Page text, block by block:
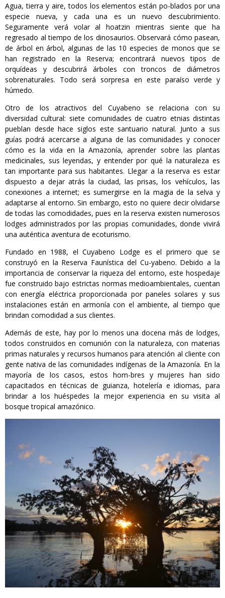
Agua, tierra y aire, todos los elementos están po-blados por una
especie nueva, y cada una es un nuevo descubrimiento.
Seguramente verá volar al hoatzin mientras siente que ha
regresado al tiempo de los dinosaurios. Observará cómo pasean,
de árbol en árbol, algunas de las 10 especies de monos que se
han registrado en la Reserva; encontrará nuevos tipos de
orquídeas y descubrirá árboles con troncos de diámetros
sobrenaturales. Todo será sorpresa en este paraíso verde y
húmedo.
Otro de los atractivos del Cuyabeno se relaciona con su
diversidad cultural: siete comunidades de cuatro etnias distintas
pueblan desde hace siglos este santuario natural. Junto a sus
guías podrá acercarse a alguna de las comunidades y conocer
cómo es la vida en la Amazonía, aprender sobre las plantas
medicinales, sus leyendas, y entender por qué la naturaleza es
tan importante para sus habitantes. Llegar a la reserva es estar
dispuesto a dejar atrás la ciudad, las prisas, los vehículos, las
conexiones a internet; es sumergirse en la magia de la selva y
adaptarse al entorno. Sin embargo, esto no quiere decir olvidarse
de todas las comodidades, pues en la reserva existen numerosos
lodges administrados por las propias comunidades, donde vivirá
una auténtica aventura de ecoturismo.
Fundado en 1988, el Cuyabeno Lodge es el primero que se
construyó en la Reserva Faunística del Cu-yabeno. Debido a la
importancia de conservar la riqueza del entorno, este hospedaje
fue construido bajo estrictas normas medioambientales, cuentan
con energía eléctrica proporcionada por paneles solares y sus
instalaciones están en armonía con el ambiente, al tiempo que
brindan comodidad a sus clientes.
Además de este, hay por lo menos una docena más de lodges,
todos construidos en comunión con la naturaleza, con materias
primas naturales y recursos humanos para atención al cliente con
gente nativa de las comunidades indígenas de la Amazonía. En la
mayoría de los casos, estos hom-bres y mujeres han sido
capacitados en técnicas de guianza, hotelería e idiomas, para
brindar a los huéspedes la mejor experiencia en su visita al
bosque tropical amazónico.